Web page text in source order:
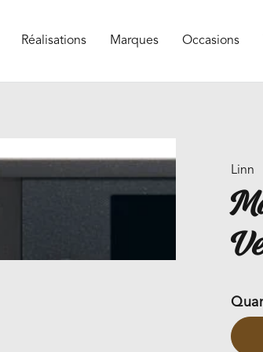
Réalisations Marques Occasions
Linn